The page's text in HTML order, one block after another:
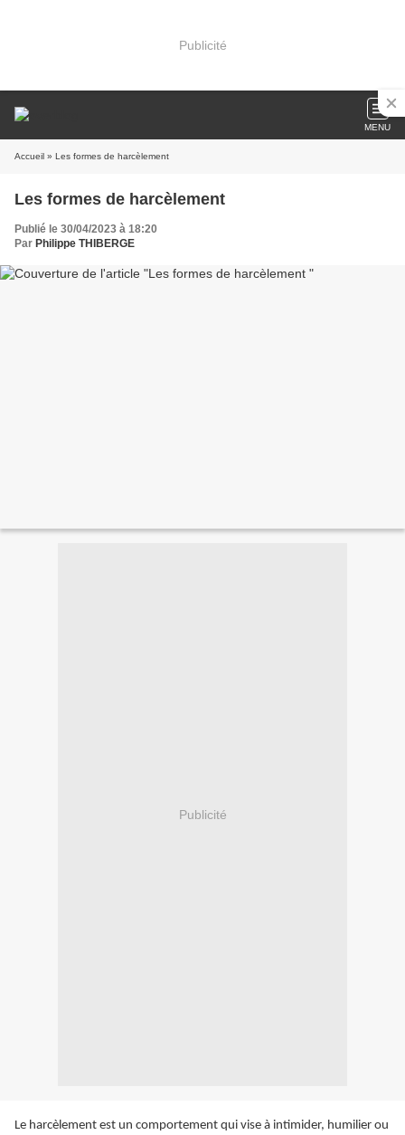
Publicité
MENU
Accueil » Les formes de harcèlement
Les formes de harcèlement
Publié le 30/04/2023 à 18:20
Par Philippe THIBERGE
Publicité
Le harcèlement est un comportement qui vise à intimider, humilier ou